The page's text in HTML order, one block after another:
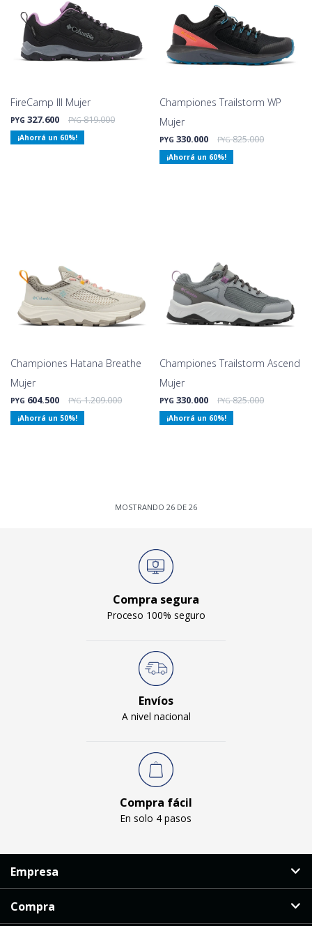
FireCamp lll Mujer
PYG 327.600 PYG 819.000
60
Championes Trailstorm WP
Mujer
PYG 330.000 PYG 825.000
60
Championes Hatana Breathe
Mujer
PYG 604.500 PYG 1.209.000
50
Championes Trailstorm Ascend
Mujer
PYG 330.000 PYG 825.000
60
MOSTRANDO 26 DE 26
Compra segura
Proceso 100% seguro
Envíos
A nivel nacional
Compra fácil
En solo 4 pasos
Empresa
Compra